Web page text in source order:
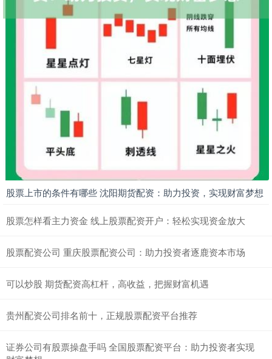
股票上市的条件有哪些 沈阳期货配资：助力投资，实现财富梦想
股票怎样看主力资金 线上股票配资开户：轻松实现资金放大
股票配资公司 重庆股票配资公司：助力投资者逐鹿资本市场
可以炒股 期货配资高杠杆，高收益，把握财富机遇
贵州配资公司排名前十，正规股票配资平台推荐
证券公司有股票操盘手吗 全国股票配资平台：助力投资者实现